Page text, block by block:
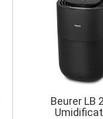
Beurer LB